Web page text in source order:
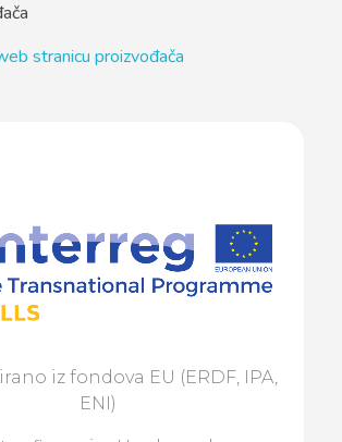
stranicu proizvođača
iz fondova EU (ERDF, IPA,
ENI)